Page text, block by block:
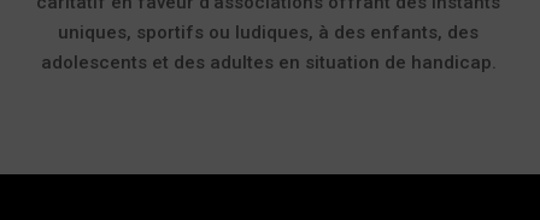
uniques, sportifs ou ludiques, à des enfants, des
adolescents et des adultes en situation de handicap.